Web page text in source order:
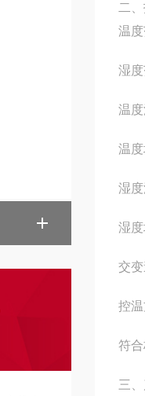
二
温
湿
温
温
湿
湿
交
控
符
三